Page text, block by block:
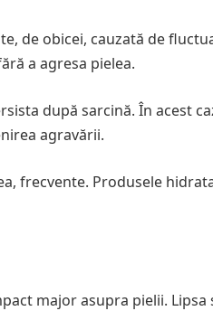
de obicei, cauzată de
a agresa pielea.
după sarcină. În acest
agravării.
frecvente. Produsele
major asupra pielii.